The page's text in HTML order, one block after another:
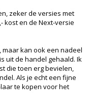
zeker de versies met
kost en de Next-versie
kan ook een nadeel
uit de handel gehaald. Ik
die toen erg bevielen,
Als je echt een fijne
te kopen voor het